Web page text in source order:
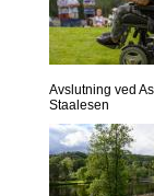
Avslutning ved
Staalesen